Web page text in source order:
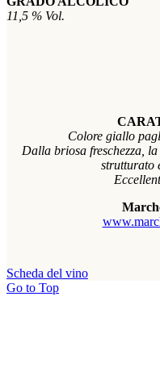
11,5 % Vol.
Colore giallo
Dalla briosa freschezza,
strutturato
Scheda del vino
Go to Top